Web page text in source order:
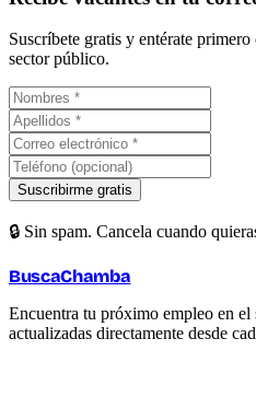
Suscríbete gratis y entérate
sector público.
Suscribirme gratis
🔒 Sin spam. Cancela cuando
BuscaChamba
Encuentra tu próximo empleo en
actualizadas directamente desde